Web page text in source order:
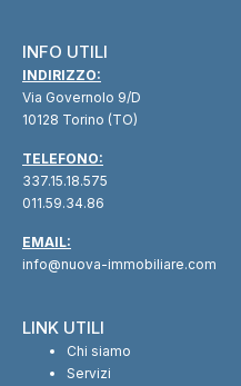
INFO UTILI
INDIRIZZO:
Via Governolo 9/D
10128 Torino (TO)
TELEFONO:
337.15.18.575
011.59.34.86
EMAIL:
info@nuova-immobiliare.com
LINK UTILI
Chi siamo
Servizi